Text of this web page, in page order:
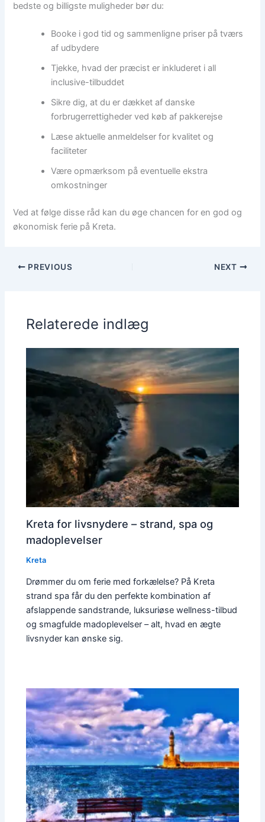
bedste og billigste muligheder bør du:
Booke i god tid og sammenligne priser på tværs
af udbydere
Tjekke, hvad der præcist er inkluderet i all
inclusive-tilbuddet
Sikre dig, at du er dækket af danske
forbrugerrettigheder ved køb af pakkerejse
Læse aktuelle anmeldelser for kvalitet og
faciliteter
Være opmærksom på eventuelle ekstra
omkostninger
Ved at følge disse råd kan du øge chancen for en god og
økonomisk ferie på Kreta.
PREVIOUS NEXT
Relaterede indlæg
Kreta for livsnydere – strand, spa og
madoplevelser
Kreta
Drømmer du om ferie med forkælelse? På Kreta
strand spa får du den perfekte kombination af
afslappende sandstrande, luksuriøse wellness-tilbud
og smagfulde madoplevelser – alt, hvad en ægte
livsnyder kan ønske sig.